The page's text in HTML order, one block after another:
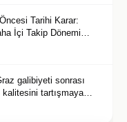
Tarihi Karar:
İçi Takip Dönemi
galibiyeti sonrası
kalitesini tartışmaya